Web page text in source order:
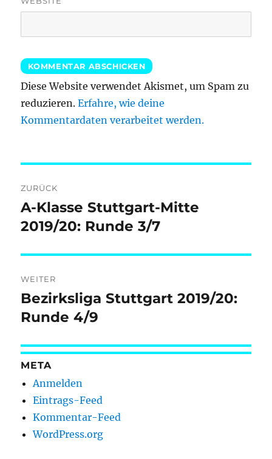
Diese Website verwendet Akismet, um Spam zu
reduzieren.Erfahre, wie deine
Kommentardaten verarbeitet werden.
ZURÜCK
Vorheriger
Beitrag:
A-Klasse Stuttgart-Mitte
2019/20: Runde 3/7
WEITER
Nächster
Beitrag:
Bezirksliga Stuttgart 2019/20:
Runde 4/9
META
Anmelden
Eintrags-Feed
Kommentar-Feed
WordPress.org